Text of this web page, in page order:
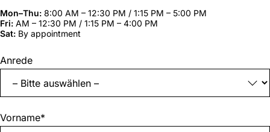
Mon–Thu: 8:00 AM – 12:30 PM / 1:15 PM – 5:00 PM
Fri: AM – 12:30 PM / 1:15 PM – 4:00 PM
Sat: By appointment
"*"
indicates
required
fields
Anrede
Vorname*